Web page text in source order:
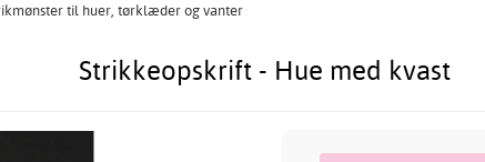
til huer, tørklæder og vanter
Strikkeopskrift - Hue med kvast